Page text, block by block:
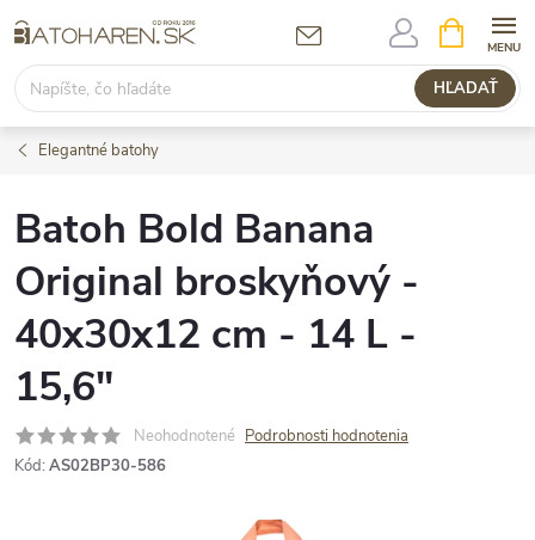
na
obsah
HĽADAŤ
KOŠÍK
Elegantné batohy
Batoh Bold Banana
Original broskyňový -
40x30x12 cm - 14 L -
15,6"
Neohodnotené Podrobnosti hodnotenia
Kód: AS02BP30-586